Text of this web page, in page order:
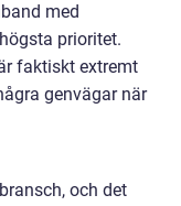
med
prioritet.
faktiskt extremt
genvägar när
och det